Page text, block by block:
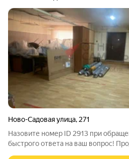
Ново-Садовая улица, 271
Назовите номер ID 2913 при
быстрого ответа на ваш вопрос!